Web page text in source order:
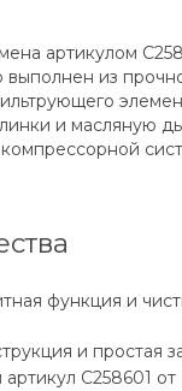
артикулом
из
и масляную
функция и
и простая
C258601